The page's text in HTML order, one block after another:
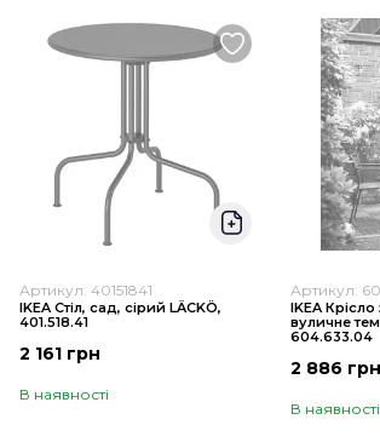
Артикул: 40151841
IKEA Стіл, сад, сірий LÄCKÖ,
401.518.41
2 161 грн
В наявності
Артикул:
IKEA
вуличне
604.633.04
2 886 грн
В наявності